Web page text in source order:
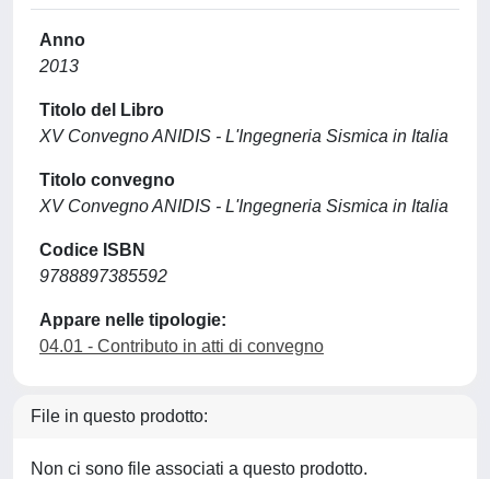
Anno
2013
Titolo del Libro
XV Convegno ANIDIS - L'Ingegneria Sismica in Italia
Titolo convegno
XV Convegno ANIDIS - L'Ingegneria Sismica in Italia
Codice ISBN
9788897385592
Appare nelle tipologie:
04.01 - Contributo in atti di convegno
File in questo prodotto:
Non ci sono file associati a questo prodotto.